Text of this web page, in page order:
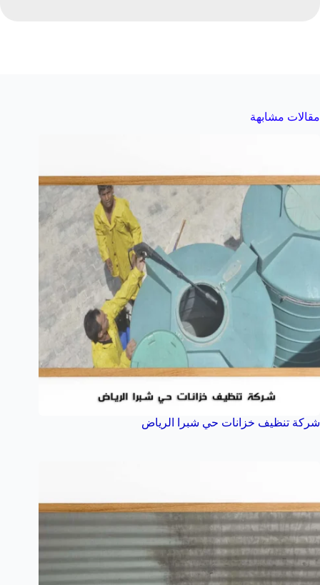
مقالات مشابهة
شركة تنظيف خزانات حي شبرا الرياض